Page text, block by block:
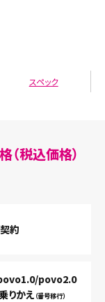
スペック
（税込価格）
約
povo2.0
りかえ （番号移行）